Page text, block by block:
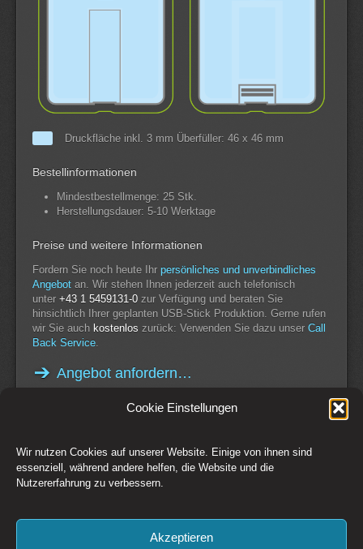
Cookie Einstellungen
Wir nutzen Cookies auf unserer Website. Einige von ihnen sind
essenziell, während andere helfen, die Website und die
Nutzererfahrung zu verbessern.
Akzeptieren
Druckfläche inkl. 3 mm Überfüller: 46 x 46 mm
Bestellinformationen
Mindestbestellmenge: 25 Stk.
Herstellungsdauer: 5-10 Werktage
Preise und weitere Informationen
Fordern Sie noch heute Ihr persönliches und unverbindliches
Angebot an. Wir stehen Ihnen jederzeit auch telefonisch
unter +43 1 5459131-0 zur Verfügung und beraten Sie
hinsichtlich Ihrer geplanten USB-Stick Produktion. Gerne rufen
wir Sie auch kostenlos zurück: Verwenden Sie dazu unser Call
Back Service.
Angebot anfordern…
Switch to Desktop Version
Copyright © 1993-2026 CSM Production GmbH Österreich - Creative